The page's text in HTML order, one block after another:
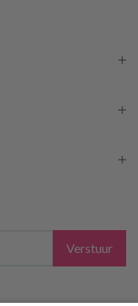
Verstuur